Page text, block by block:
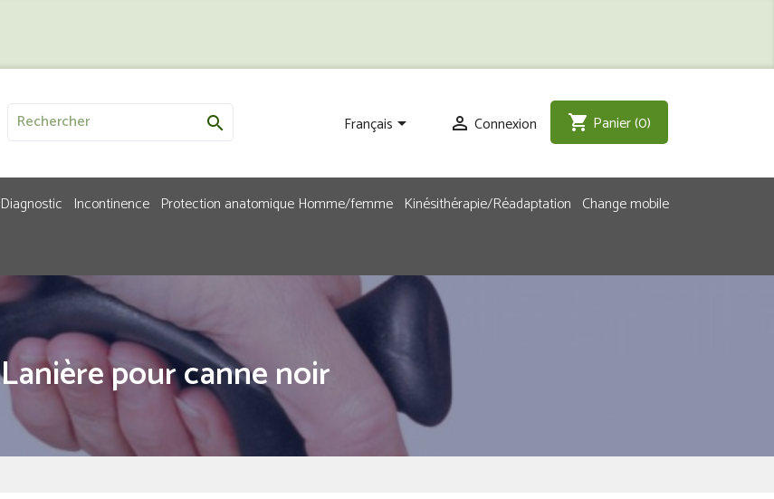
 Français  Connexion shopping_cart Panier(0)
Diagnostic Incontinence Protection anatomique Homme/femme Kinésithérapie/Réadaptation Change mobile
Lanière pour canne noir